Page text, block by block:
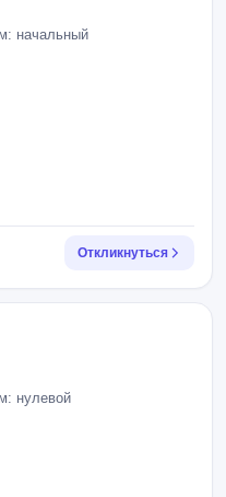
начальный
Откликнуться
нулевой